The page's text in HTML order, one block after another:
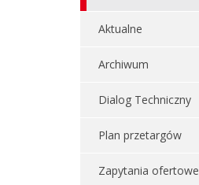
Aktualne
Archiwum
Dialog Techniczny
Plan przetargów
Zapytania ofertowe